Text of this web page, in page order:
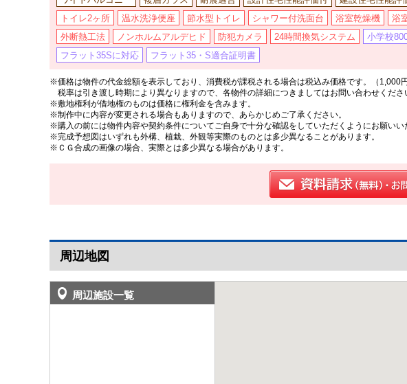
トイレ2ヶ所
温水洗浄便座 節水型トイレ シャワー付洗面台 浴室乾燥機 浴
外断熱工法
ノンホルムアルデヒド 防犯カメラ 24時間換気システム 小学校
フラット35Sに対応
フラット35・S適合証明書
※価格は物件の代金総額を表示しており、消費税が課税される場合は税込み価格です。（1,000
税率は引き渡し時期により異なりますので、各物件の詳細につきましてはお問い合わせくださ
※敷地権利が借地権のものは価格に権利金を含みます。
※制作中に内容が変更される場合もありますので、あらかじめご了承ください。
※購入の前には物件内容や契約条件についてご自身で十分な確認をしていただくようにお願いい
※完成予想図はいずれも外構、植栽、外観等実際のものとは多少異なることがあります。
※ＣＧ合成の画像の場合、実際とは多少異なる場合があります。
周辺地図
周辺施設一覧